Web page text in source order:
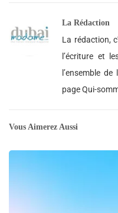
La Rédaction
La rédaction,
l’écriture et
l’ensemble
page Qui-
Vous Aimerez Aussi